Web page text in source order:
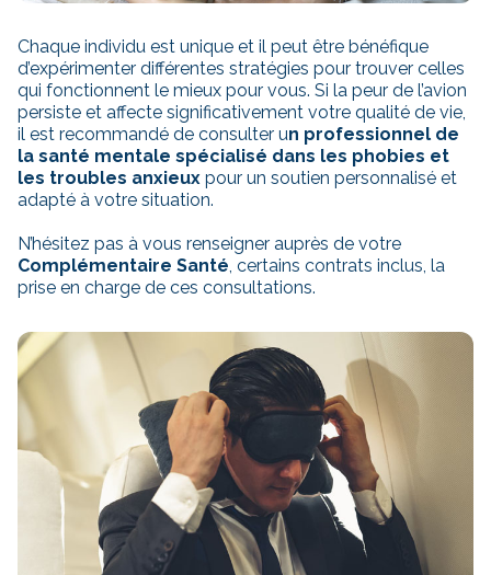
Chaque individu est unique et il peut être bénéfique
d’expérimenter différentes stratégies pour trouver celles
qui fonctionnent le mieux pour vous. Si la peur de l’avion
persiste et affecte significativement votre qualité de vie,
il est recommandé de consulter un professionnel de
la santé mentale spécialisé dans les phobies et
les troubles anxieux pour un soutien personnalisé et
adapté à votre situation.
N’hésitez pas à vous renseigner auprès de votre
Complémentaire Santé, certains contrats inclus, la
prise en charge de ces consultations.